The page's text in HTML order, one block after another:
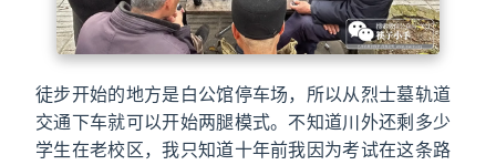
徒步开始的地方是白公馆停车场，所以从烈士墓轨道
交通下车就可以开始两腿模式。不知道川外还剩多少
学生在老校区，我只知道十年前我因为考试在这条路